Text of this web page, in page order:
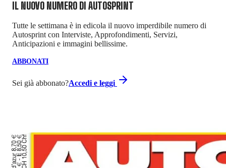
IL NUOVO NUMERO DI AUTOSPRINT
Tutte le settimana è in edicola il nuovo imperdibile numero di
Autosprint con Interviste, Approfondimenti, Servizi,
Anticipazioni e immagini bellissime.
ABBONATI
Sei già abbonato?Accedi e leggi